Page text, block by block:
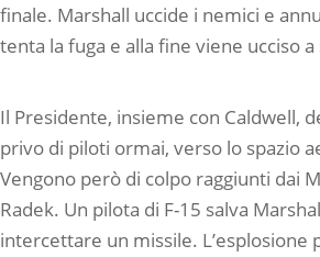
finale. Marshall uccide i nemici e
tenta la fuga e alla fine viene ucciso a
Il Presidente, insieme con Caldwell,
privo di piloti ormai, verso lo spazio
Vengono però di colpo raggiunti dai
Radek. Un pilota di F-15 salva
intercettare un missile. L’esplosione